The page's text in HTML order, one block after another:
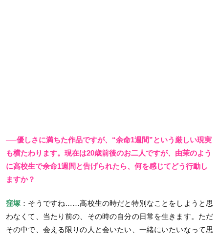
──優しさに満ちた作品ですが、“余命1週間”という厳しい現実
も横たわります。現在は20歳前後のお二人ですが、由茉のよう
に高校生で余命1週間と告げられたら、何を感じてどう行動し
ますか？
窪塚 ：そうですね……高校生の時だと特別なことをしようと思
わなくて、当たり前の、その時の自分の日常を生きます。ただ
その中で、会える限りの人と会いたい、一緒にいたいなって思